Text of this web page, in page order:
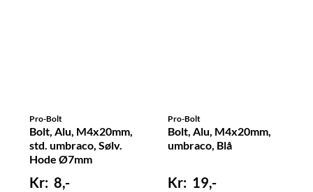
Pro-Bolt
Bolt, Alu, M4x20mm,
std. umbraco, Sølv.
Hode Ø7mm
8,-
Pro-Bolt
Bolt, Alu, M4x20mm,
umbraco, Blå
19,-